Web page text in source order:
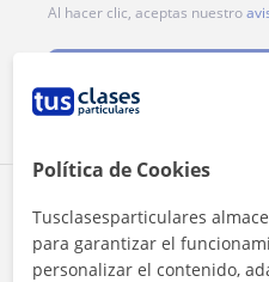
Comparte a este
Al hacer clic, aceptas nuestro
Política de Cookies
Tusclasesparticulares
para garantizar el
personalizar el contenido,